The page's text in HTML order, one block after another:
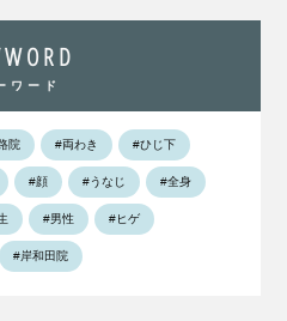
ワード
院 #両わき #ひじ下
#顔 #うなじ #全身
#男性 #ヒゲ
#岸和田院